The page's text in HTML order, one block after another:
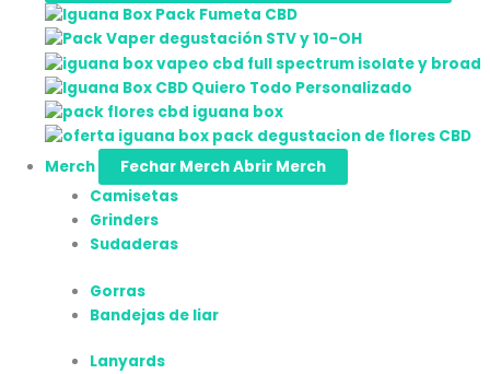
Merch Fechar MerchAbrir Merch
Camisetas
Grinders
Sudaderas
Gorras
Bandejas de liar
Lanyards